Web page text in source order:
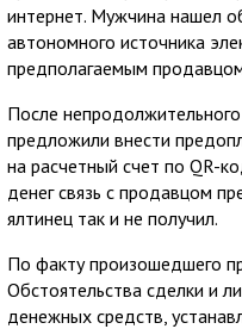
интернет. Мужчина нашел
автономного источника
предполагаемым
После
предложили внести
на расчетный счет по QR-
денег связь с продавцом
ялтинец так и не получил.
По факту произошедшего
Обстоятельства сделки и
денежных средств,